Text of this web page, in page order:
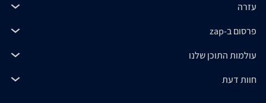
עזרה
פרסום ב-zap
עולמות התוכן שלנו
חוות דעת